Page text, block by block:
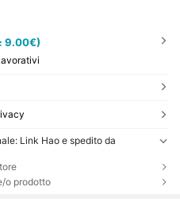
9.00€)
Link Hao e spedito da
o prodotto